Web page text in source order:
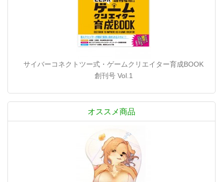
サイバーコネクトツー式・ゲームクリエイター育成BOOK
創刊号 Vol.1
オススメ商品